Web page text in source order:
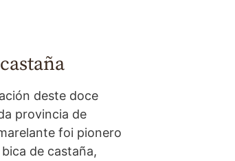
deste doce
provincia de
foi pionero
de castaña,